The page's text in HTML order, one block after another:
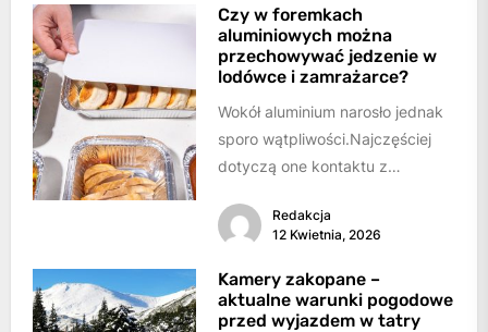
parametrami bezpieczeństwa.W
te założenia idealnie wpisuje
się...
Czy w foremkach
aluminiowych można
przechowywać jedzenie w
lodówce i zamrażarce?
Wokół aluminium narosło jednak
sporo wątpliwości.Najczęściej
dotyczą one kontaktu z
niskiej temperaturze i możliwych
reakcji chemicznych....
Redakcja
12 Kwietnia, 2026
Kamery zakopane –
aktualne warunki pogodowe
przed wyjazdem w tatry